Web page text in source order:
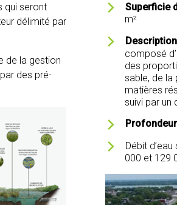
qui seront
délimité par
de la gestion
des pré-
Superficie
m²
composé
des
sable, de la
matières
suivi par un
Débit
000 et 129